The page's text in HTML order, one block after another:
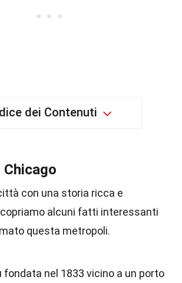
dei Contenuti
con una storia ricca e
alcuni fatti interessanti
questa metropoli.
fondata nel 1833 vicino a un porto